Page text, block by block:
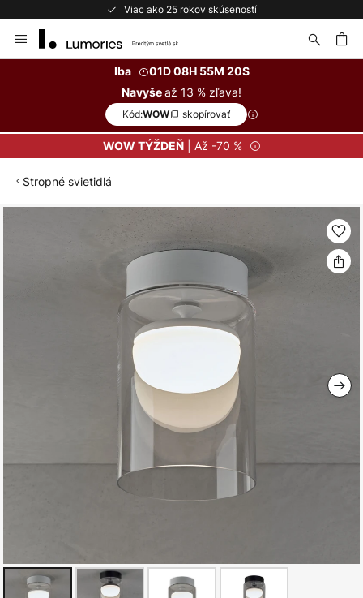
Viac ako 25 rokov skúseností
to
Iba
01D 08H 55M 19S
Navyšeaž 13 % zľava!
Kód:WOW skopírovať
WOW TÝŽDEŇ| Až -70 %
Stropné svietidlá